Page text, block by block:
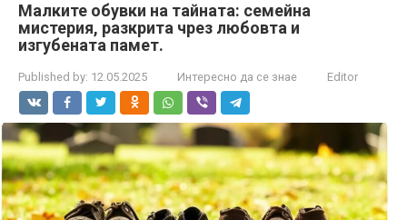
Малките обувки на тайната: семейна
мистерия, разкрита чрез любовта и
изгубената памет.
Published by: 12.05.2025 Интересно да се знае Editor